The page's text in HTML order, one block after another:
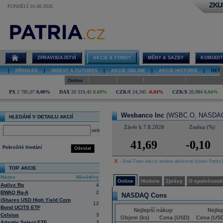
PONDĚLÍ 10.08.2026
Wesbanco Inc
ZPRAVODAJSTVÍ AKCIE & FONDY MĚNY & SAZBY
PŘEHLED INDEXY A FUTURES AKCIE ONLINE AKCIE HISTORIE
Online
PX 2 785,07 0,00% DAX 26 319,45 0,69% CZK/€ 24,245 -0,04% CZK/$ 20,984 0,04%
HLEDÁNÍ V DETAILU AKCIÍ
select
Odeslat
Pokročilé hledání
TOP AKCIE
Název
Návštěvy
Agilyx Rg
4
BWAQ Rg-A
2
iShares USD High Yield Corp
Bond UCITS ETF
12
Celsius
3
Wesbanco Inc (WSBC.O,
Závěr k 7.8.2026 Změna (%)
41,69 -0,10
R - Real-Time data si mohou aktivovat klienti
Online Historie Zprávy O společnosti
NASDAQ Cons
Nejlepší nákup
Objem (ks)
Cena (USD)
Cena